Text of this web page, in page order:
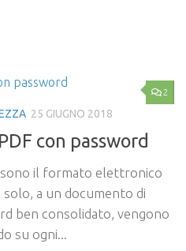
2
25 GIUGNO 2018
con password
sono il formato elettronico
solo, a un documento di
ben consolidato, vengono
su ogni...